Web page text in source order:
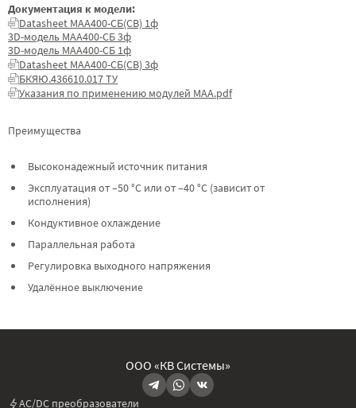
Преимущества
Высоконадежный источник питания
Эксплуатация от –50 °C или от –40 °C (зависит от
исполнения)
Кондуктивное охлаждение
Параллельная работа
Регулировка выходного напряжения
Удалённое выключение
Документация к модели:
Datasheet МАА400-СБ(СВ) 1ф
3D-модель МАА400-СБ 3ф
3D-модель МАА400-СБ 1ф
Datasheet МАА400-СБ(СВ) 3ф
БКЯЮ.436610.017 ТУ
Указания по применению модулей МАА.pdf
ООО «КВ Системы»
AC/DC преобразователи